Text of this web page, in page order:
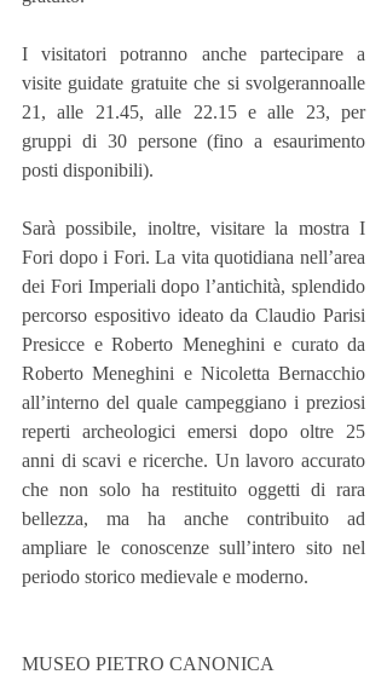
I visitatori potranno anche partecipare a
visite guidate gratuite che si svolgerannoalle
21, alle 21.45, alle 22.15 e alle 23, per
gruppi di 30 persone (fino a esaurimento
posti disponibili).
Sarà possibile, inoltre, visitare la mostra I
Fori dopo i Fori. La vita quotidiana nell’area
dei Fori Imperiali dopo l’antichità, splendido
percorso espositivo ideato da Claudio Parisi
Presicce e Roberto Meneghini e curato da
Roberto Meneghini e Nicoletta Bernacchio
all’interno del quale campeggiano i preziosi
reperti archeologici emersi dopo oltre 25
anni di scavi e ricerche. Un lavoro accurato
che non solo ha restituito oggetti di rara
bellezza, ma ha anche contribuito ad
ampliare le conoscenze sull’intero sito nel
periodo storico medievale e moderno.
MUSEO PIETRO CANONICA